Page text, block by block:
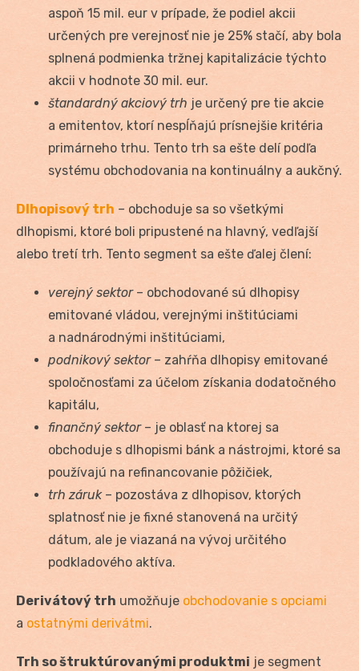
aspoň 15 mil. eur v prípade, že podiel akcii
určených pre verejnosť nie je 25% stačí, aby bola
splnená podmienka tržnej kapitalizácie týchto
akcii v hodnote 30 mil. eur.
štandardný akciový trh je určený pre tie akcie
a emitentov, ktorí nespĺňajú prísnejšie kritéria
primárneho trhu. Tento trh sa ešte delí podľa
systému obchodovania na kontinuálny a aukčný.
Dlhopisový trh – obchoduje sa so všetkými
dlhopismi, ktoré boli pripustené na hlavný, vedľajší
alebo tretí trh. Tento segment sa ešte ďalej člení:
verejný sektor– obchodované sú dlhopisy
emitované vládou, verejnými inštitúciami
a nadnárodnými inštitúciami,
podnikový sektor – zahŕňa dlhopisy emitované
spoločnosťami za účelom získania dodatočného
kapitálu,
finančný sektor – je oblasť na ktorej sa
obchoduje s dlhopismi bánk a nástrojmi, ktoré sa
používajú na refinancovanie pôžičiek,
trh záruk – pozostáva z dlhopisov, ktorých
splatnosť nie je fixné stanovená na určitý
dátum, ale je viazaná na vývoj určitého
podkladového aktíva.
Derivátový trh umožňuje obchodovanie s opciami
a ostatnými derivátmi.
Trh so štruktúrovanými produktmi je segment